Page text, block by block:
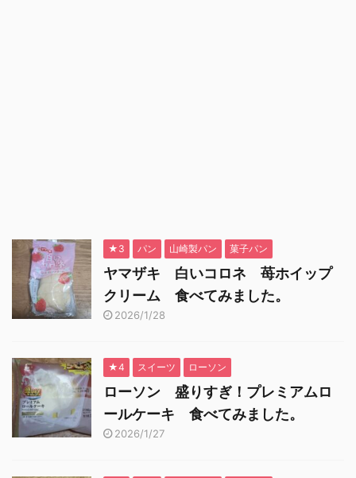
★3 パン 山崎製パン 菓子パン
ヤマザキ 白いコロネ 苺ホイップ
クリーム 食べてみました。
2026/1/28
★4 スイーツ ローソン
ローソン 盛りすぎ！プレミアムロ
ールケーキ 食べてみました。
2026/1/27